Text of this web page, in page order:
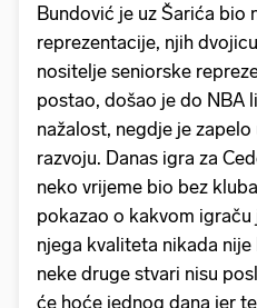
Bundović je uz Šarića bio
reprezentacije, njih
nositelje seniorske
postao, došao je do NBA
nažalost, negdje je
razvoju. Danas igra za
neko vrijeme bio bez
pokazao o kakvom
njega kvaliteta nikada
neke druge stvari nisu
će hoće jednog dana jer